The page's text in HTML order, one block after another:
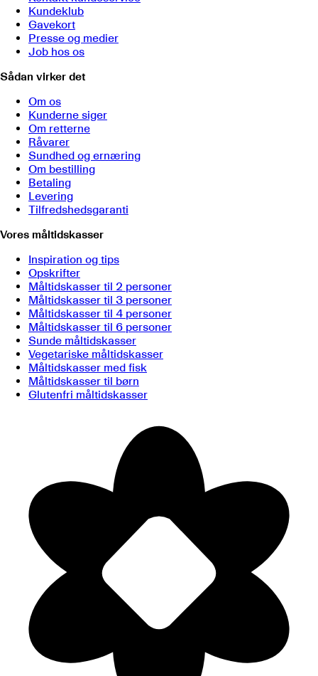
Kundeklub
Gavekort
Presse og medier
Job hos os
Sådan virker det
Om os
Kunderne siger
Om retterne
Råvarer
Sundhed og ernæring
Om bestilling
Betaling
Levering
Tilfredshedsgaranti
Vores måltidskasser
Inspiration og tips
Opskrifter
Måltidskasser til 2 personer
Måltidskasser til 3 personer
Måltidskasser til 4 personer
Måltidskasser til 6 personer
Sunde måltidskasser
Vegetariske måltidskasser
Måltidskasser med fisk
Måltidskasser til børn
Glutenfri måltidskasser